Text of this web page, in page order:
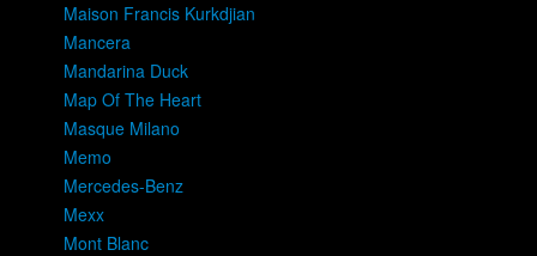
Maison Francis Kurkdjian
Mancera
Mandarina Duck
Map Of The Heart
Masque Milano
Memo
Mercedes-Benz
Mexx
Mont Blanc